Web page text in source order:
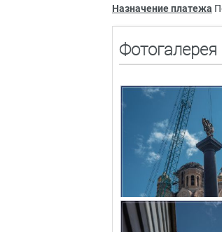
Назначение платежа
Фотогалерея